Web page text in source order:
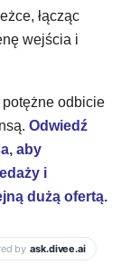
łącząc
wejścia i
odbicie
Odwiedź
aby
i
dużą ofertą.